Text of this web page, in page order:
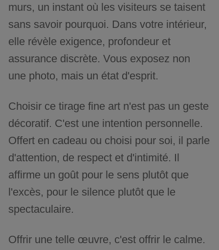
murs, un instant où les visiteurs se taisent
sans savoir pourquoi. Dans votre intérieur,
elle révèle exigence, profondeur et
assurance discrète. Vous exposez non
une photo, mais un état d'esprit.
Choisir ce tirage fine art n'est pas un geste
décoratif. C'est une intention personnelle.
Offert en cadeau ou choisi pour soi, il parle
d'attention, de respect et d'intimité. Il
affirme un goût pour le sens plutôt que
l'excès, pour le silence plutôt que le
spectaculaire.
Offrir une telle œuvre, c'est offrir le calme.